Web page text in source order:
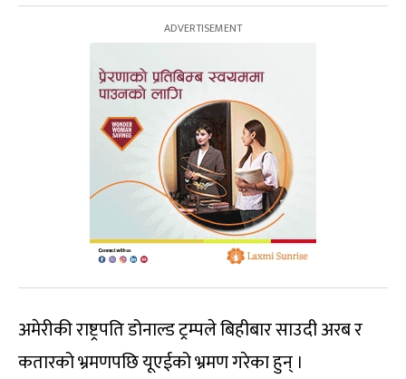
अमेरीकी राष्ट्रपति डोनाल्ड ट्रम्पले बिहीबार साउदी अरब र
कतारको भ्रमणपछि यूएईको भ्रमण गरेका हुन् ।